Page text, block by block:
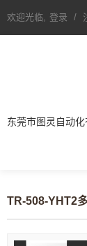
欢迎光临, 登录 /
东莞市图灵自动
TR-508-YHT2